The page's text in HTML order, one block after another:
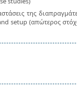
της
setup (απώτερος